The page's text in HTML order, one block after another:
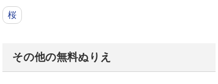
桜
その他の無料ぬりえ